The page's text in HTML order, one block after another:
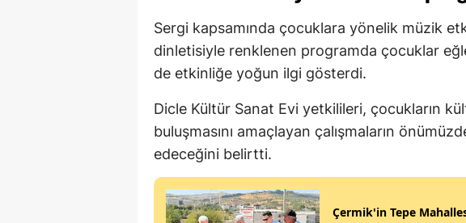
Sergi kapsamında çocuklara yönelik müzik
dinletisiyle renklenen programda çocuklar
de etkinliğe yoğun ilgi gösterdi.
Dicle Kültür Sanat Evi yetkilileri, çocukların
buluşmasını amaçlayan çalışmaların
edeceğini belirtti.
Çermik'in Tepe